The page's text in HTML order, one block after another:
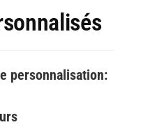
personnalisation: